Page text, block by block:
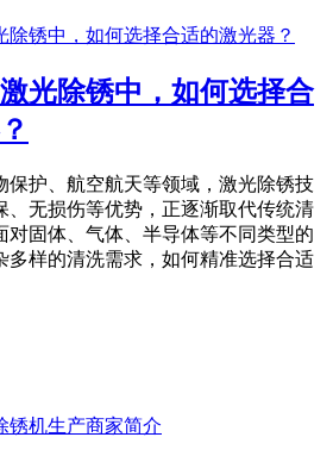
光除锈中，如何选择合
保护、航空航天等领域，激光除锈技
、无损伤等优势，正逐渐取代传统清
对固体、气体、半导体等不同类型的
多样的清洗需求，如何精准选择合适